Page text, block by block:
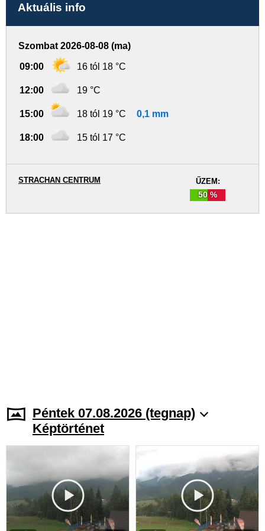
Aktuális info
Szombat 2026-08-08 (ma)
09:00 16 tól 18 °C
12:00 19 °C
15:00 18 tól 19 °C 0,1 mm
18:00 15 tól 17 °C
ŰZEM:
50 %
STRACHAN CENTRUM
Péntek 07.08.2026 (tegnap)
Képtörténet